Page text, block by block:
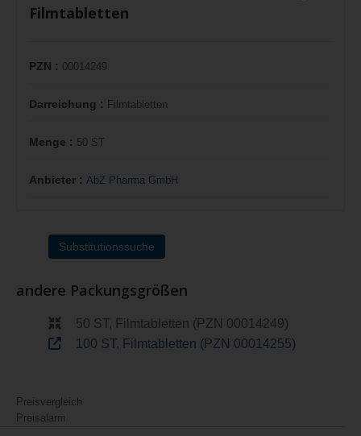
Filmtabletten
PZN : 00014249
Darreichung : Filmtabletten
Menge : 50 ST
Anbieter : AbZ Pharma GmbH
Substitutionssuche
andere Packungsgrößen
50 ST, Filmtabletten (PZN 00014249)
100 ST, Filmtabletten (PZN 00014255)
Preisvergleich
Preisalarm